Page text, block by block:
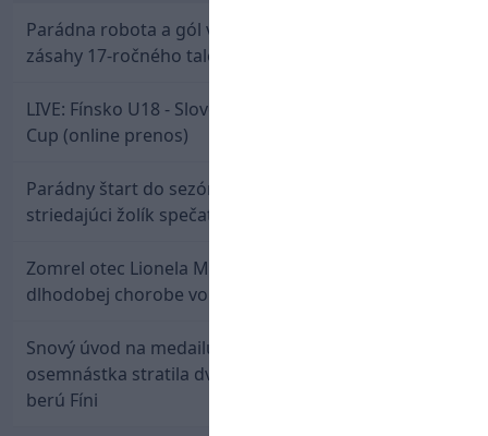
Parádna robota a gól v oslabení! Pozrite si oba
zásahy 17-ročného talentu Rychlíka proti USA
LIVE: Fínsko U18 - Slovensko U18 / Hlinka-Gretzky
Cup (online prenos)
Parádny štart do sezóny: Rýchlik Boženík ako
striedajúci žolík spečatil postup Stoke
Zomrel otec Lionela Messiho. Jorge podľahol
dlhodobej chorobe vo veku 68 rokov
Snový úvod na medailu nestačil: Slovenská
osemnástka stratila dvojgólový náskok a bronz
berú Fíni